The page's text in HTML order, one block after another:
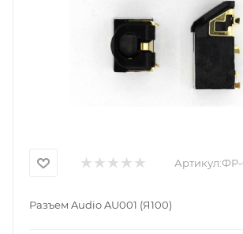
Артикул:ФР-
Разъем Audio AU001 (Я100)